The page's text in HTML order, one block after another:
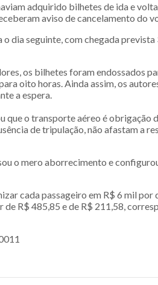
adquirido bilhetes de ida e
aviso de cancelamento do
dia seguinte, com chegada
os bilhetes foram endossados
oito horas. Ainda assim, os
a espera.
que o transporte aéreo é obrigação
de tripulação, não afastam a
o mero aborrecimento e
cada passageiro em R$ 6 mil por
R$ 485,85 e de R$ 211,58,